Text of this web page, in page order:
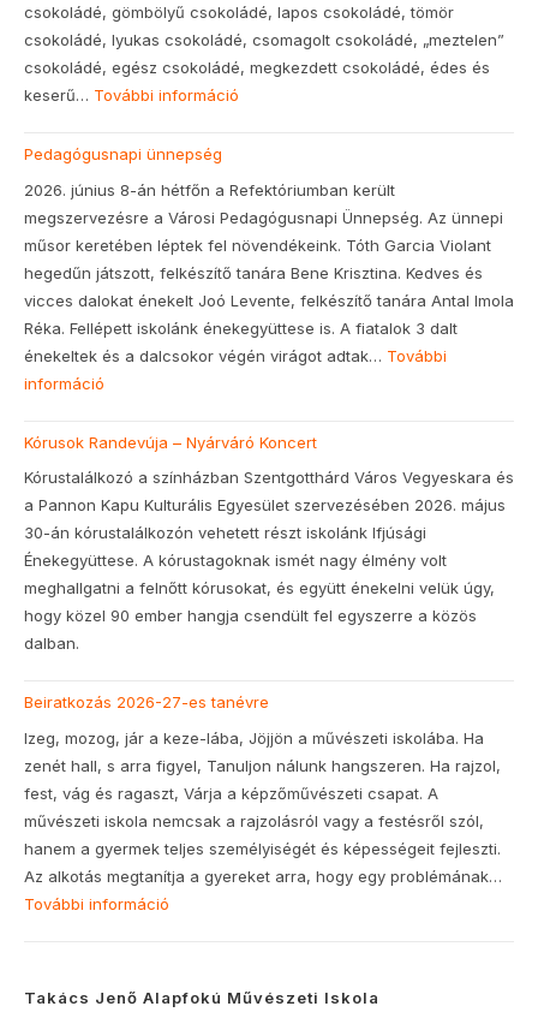
csokoládé, gömbölyű csokoládé, lapos csokoládé, tömör
csokoládé, lyukas csokoládé, csomagolt csokoládé, „meztelen”
csokoládé, egész csokoládé, megkezdett csokoládé, édes és
keserű… További információ
Pedagógusnapi ünnepség
2026. június 8-án hétfőn a Refektóriumban került
megszervezésre a Városi Pedagógusnapi Ünnepség. Az ünnepi
műsor keretében léptek fel növendékeink. Tóth Garcia Violant
hegedűn játszott, felkészítő tanára Bene Krisztina. Kedves és
vicces dalokat énekelt Joó Levente, felkészítő tanára Antal Imola
Réka. Fellépett iskolánk énekegyüttese is. A fiatalok 3 dalt
énekeltek és a dalcsokor végén virágot adtak… További
információ
Kórusok Randevúja – Nyárváró Koncert
Kórustalálkozó a színházban Szentgotthárd Város Vegyeskara és
a Pannon Kapu Kulturális Egyesület szervezésében 2026. május
30-án kórustalálkozón vehetett részt iskolánk Ifjúsági
Énekegyüttese. A kórustagoknak ismét nagy élmény volt
meghallgatni a felnőtt kórusokat, és együtt énekelni velük úgy,
hogy közel 90 ember hangja csendült fel egyszerre a közös
dalban.
Beiratkozás 2026-27-es tanévre
Izeg, mozog, jár a keze-lába, Jöjjön a művészeti iskolába. Ha
zenét hall, s arra figyel, Tanuljon nálunk hangszeren. Ha rajzol,
fest, vág és ragaszt, Várja a képzőművészeti csapat. A
művészeti iskola nemcsak a rajzolásról vagy a festésről szól,
hanem a gyermek teljes személyiségét és képességeit fejleszti.
Az alkotás megtanítja a gyereket arra, hogy egy problémának…
További információ
Takács Jenő Alapfokú Művészeti Iskola